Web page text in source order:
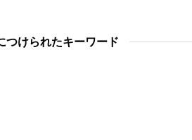
つけられたキーワード